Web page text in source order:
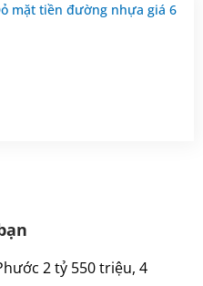
mặt tiền đường nhựa giá 6
2 tỷ 550 triệu, 4